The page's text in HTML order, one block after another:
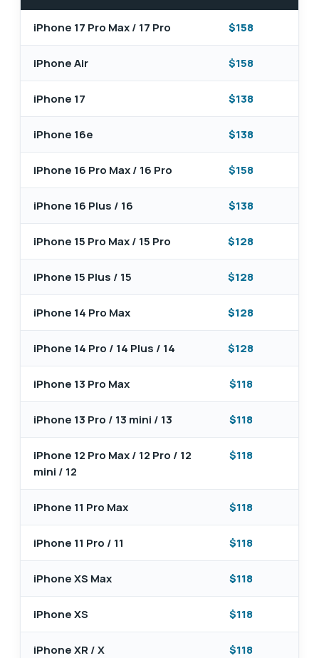
iPhone 17 Pro Max / 17 Pro $158
iPhone Air $158
iPhone 17 $138
iPhone 16e $138
iPhone 16 Pro Max / 16 Pro $158
iPhone 16 Plus / 16 $138
iPhone 15 Pro Max / 15 Pro $128
iPhone 15 Plus / 15 $128
iPhone 14 Pro Max $128
iPhone 14 Pro / 14 Plus / 14 $128
iPhone 13 Pro Max $118
iPhone 13 Pro / 13 mini / 13 $118
iPhone 12 Pro Max / 12 Pro / 12
mini / 12
$118
iPhone 11 Pro Max $118
iPhone 11 Pro / 11 $118
iPhone XS Max $118
iPhone XS $118
iPhone XR / X $118